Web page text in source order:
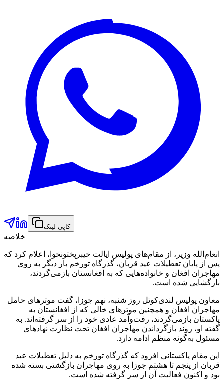
کاپی لینک
خلاصه
انعام‌الله وزیر، از مقام‌های پولیس ایالت خیبرپختونخوا، اعلام کرد که
پس از پایان تعطیلات عید قربان، گذرگاه تورخم بار دیگر به روی
مهاجران افغان و خانواده‌هایی که به افغانستان بازمی‌گردند،
بازگشایی شده است.
معاون پولیس لندی‌کوتل روز شنبه، نهم جوزا، گفت موترهای حامل
مهاجران افغان و همچنین موترهای خالی که از افغانستان به
پاکستان بازمی‌گردند، رفت‌وآمد عادی خود را از سر گرفته‌اند. به
گفته او، روند بازگرداندن مهاجران افغان تحت نظارت نهادهای
مسئول به‌گونه منظم ادامه دارد.
این مقام پاکستانی افزود که گذرگاه تورخم به دلیل تعطیلات عید
قربان از پنجم تا هشتم جوزا به روی مهاجران بازگشتی بسته شده
بود و اکنون فعالیت آن از سر گرفته شده است.